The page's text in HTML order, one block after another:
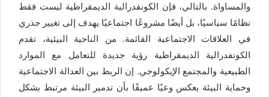
والمساواة. بالتالي، فإن الكونفدرالية الديمقراطية ليست فقط
نظامًا سياسيًا، بل أيضًا مشروعًا اجتماعيًا يهدف إلى تغيير جذري
في العلاقات الاجتماعية القائمة. من الناحية البيئية، تقدم
الكونفدرالية الديمقراطية رؤية جديدة للتعامل مع الموارد
الطبيعية والمجتمع الإيكولوجي. إن الربط بين العدالة الاجتماعية
وحماية البيئة يعكس وعيًا عميقًا بأن تدمير البيئة مرتبط بشكل